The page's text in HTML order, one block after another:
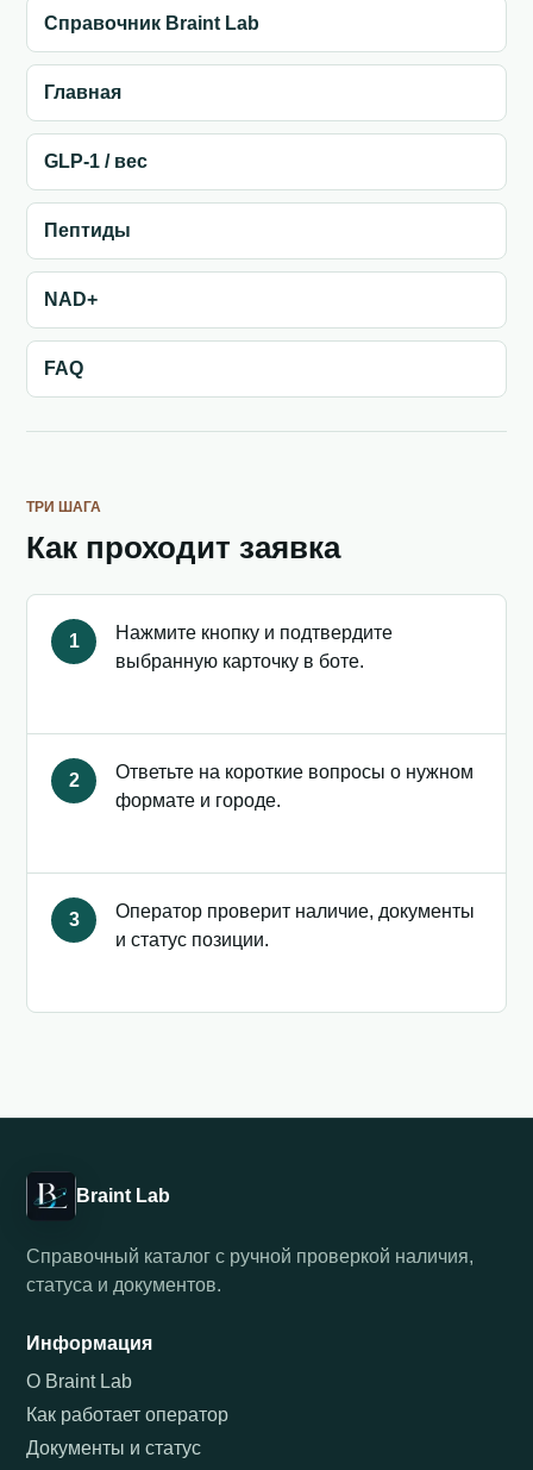
Справочник Braint Lab
Главная
GLP-1 / вес
Пептиды
NAD+
FAQ
ТРИ ШАГА
Как проходит заявка
1
Нажмите кнопку и подтвердите
выбранную карточку в боте.
2
Ответьте на короткие вопросы о нужном
формате и городе.
3
Оператор проверит наличие, документы
и статус позиции.
Braint Lab
Справочный каталог с ручной проверкой наличия,
статуса и документов.
Информация
О Braint Lab
Как работает оператор
Документы и статус